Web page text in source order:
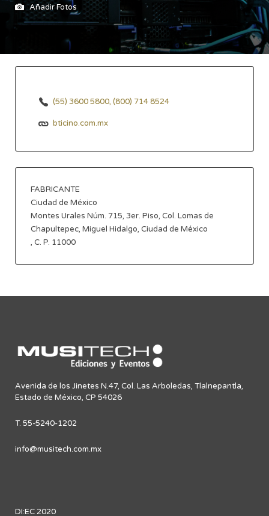
Añadir Fotos
(55) 3600 5800, (800) 714 8524
bticino.com.mx
FABRICANTE
Ciudad de México
Montes Urales Núm. 715, 3er. Piso, Col. Lomas de
Chapultepec, Miguel Hidalgo, Ciudad de México
, C. P. 11000
Avenida de los Jinetes N.47, Col. Las Arboledas, Tlalnepantla,
Estado de México, CP 54026
T. 55-5240-1202
info@musitech.com.mx
DI:EC 2020